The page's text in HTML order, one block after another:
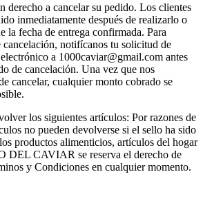
derecho a cancelar su pedido. Los clientes
inmediatamente después de realizarlo o
la fecha de entrega confirmada. Para
notifícanos tu solicitud de
a 1000caviar@gmail.com antes
de cancelación. Una vez que nos
cancelar, cualquier monto cobrado se
los siguientes artículos: Por razones de
no pueden devolverse si el sello ha sido
productos alimenticios, artículos del hogar
DEL CAVIAR se reserva el derecho de
y Condiciones en cualquier momento.